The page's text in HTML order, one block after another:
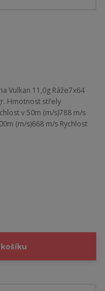
Vulkan 11,0g Ráže7x64
Hmotnost střely
v 50m (m/s)788 m/s
(m/s)668 m/s Rychlost